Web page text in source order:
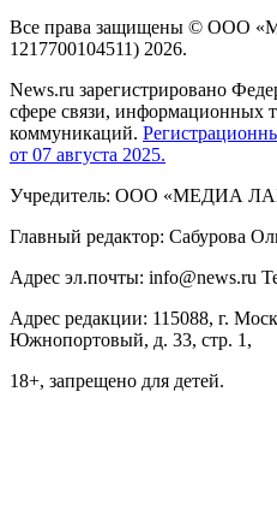
Все права защищены © ООО
1217700104511) 2026.
News.ru зарегистрировано
сфере связи, информационных
коммуникаций.
от 07 августа 2025.
Учредитель: ООО «МЕДИА
Главный редактор: Сабурова
Адрес эл.почты: info@news.ru
Адрес редакции: 115088, г.
Южнопортовый, д. 33, стр. 1,
18+, запрещено для детей.